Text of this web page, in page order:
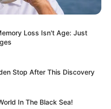
Loss Isn't Age: Just
Stop After This Discovery
In The Black Sea!